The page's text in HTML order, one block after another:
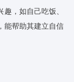
，如自己吃饭、
能帮助其建立自信